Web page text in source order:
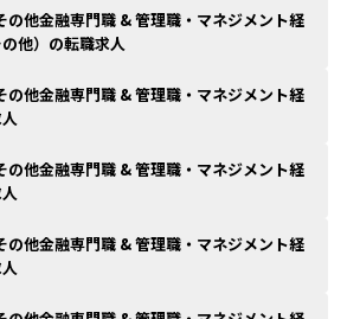
他金融専門職 & 管理職・マネジメント経
他）の転職求人
他金融専門職 & 管理職・マネジメント経
他金融専門職 & 管理職・マネジメント経
他金融専門職 & 管理職・マネジメント経